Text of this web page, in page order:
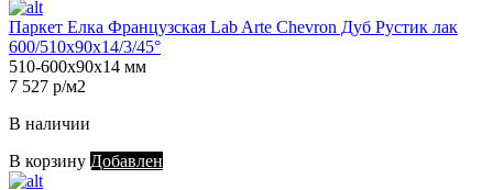
Паркет Елка Французская Lab Arte Chevron Дуб Рустик лак
600/510х90х14/3/45°
510-600х90х14 мм
7 527 р/м2
В наличии
В корзину Добавлен